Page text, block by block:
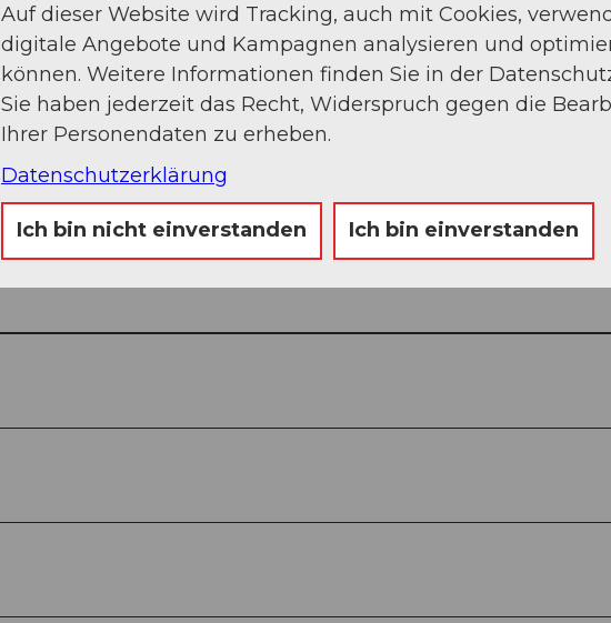
Auf der Karte
Auf dieser Website wird Tracking, auch mit Cookies,
digitale Angebote und Kampagnen analysieren und
können. Weitere Informationen finden Sie in der
Sie haben jederzeit das Recht, Widerspruch gegen die
Ihrer Personendaten zu erheben.
Datenschutzerklärung
Ich bin nicht einverstanden Ich bin einverstanden